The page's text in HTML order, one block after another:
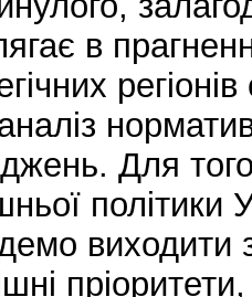
в
Для
виходити з